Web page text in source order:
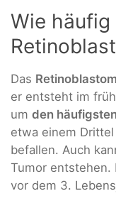
Wie häufig
Das Retinoblastom
er entsteht im
um den
etwa einem
befallen. Auch
Tumor
vor dem 3.